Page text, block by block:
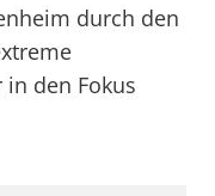
durch den
den Fokus